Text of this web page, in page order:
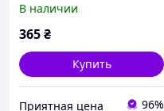
В наличии
365₴
Купить
Приятная цена 96%